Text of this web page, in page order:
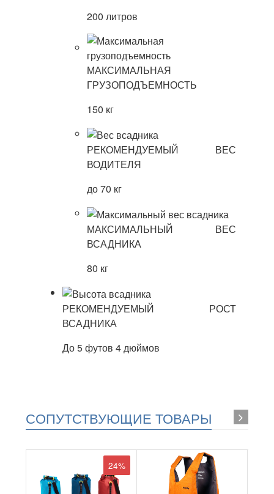
200 литров
МАКСИМАЛЬНАЯ
ГРУЗОПОДЪЕМНОСТЬ
150 кг
РЕКОМЕНДУЕМЫЙ ВЕС
ВОДИТЕЛЯ
до 70 кг
МАКСИМАЛЬНЫЙ ВЕС
ВСАДНИКА
80 кг
РЕКОМЕНДУЕМЫЙ РОСТ
ВСАДНИКА
До 5 футов 4 дюймов
СОПУТСТВУЮЩИЕ ТОВАРЫ
24%